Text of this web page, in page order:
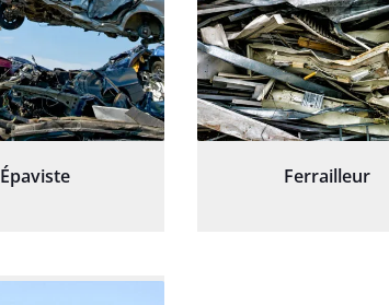
Épaviste Ferrailleur